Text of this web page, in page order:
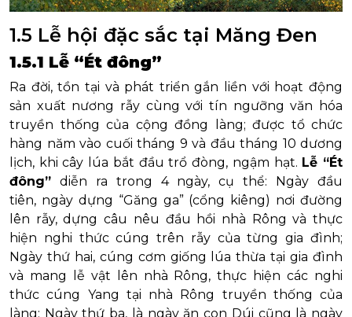
1.5 Lễ hội đặc sắc tại Măng Đen
1.5.1 Lễ “Ét đông”
Ra đời, tồn tại và phát triển gắn liền với hoạt động
sản xuất nương rẫy cùng với tín ngưỡng văn hóa
truyền thống của cộng đồng làng; được tổ chức
hàng năm vào cuối tháng 9 và đầu tháng 10 dương
lịch, khi cây lúa bắt đầu trổ đòng, ngậm hạt. Lễ “Ét
đông” diễn ra trong 4 ngày, cụ thể: Ngày đầu
tiên, ngày dựng “Găng ga” (cổng kiêng) nơi đường
lên rẫy, dựng câu nêu đầu hồi nhà Rông và thực
hiện nghi thức cúng trên rẫy của từng gia đình;
Ngày thứ hai, cúng cơm giống lúa thừa tại gia đình
và mang lễ vật lên nhà Rông, thực hiện các nghi
thức cúng Yang tại nhà Rông truyền thống của
làng; Ngày thứ ba, là ngày ăn con Dúi cũng là ngày